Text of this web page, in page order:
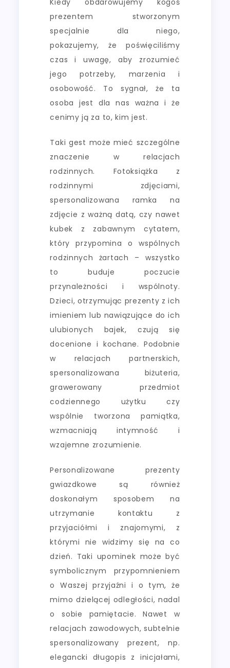
prezentem stworzonym
specjalnie dla niego,
pokazujemy, że poświęciliśmy
czas i uwagę, aby zrozumieć
jego potrzeby, marzenia i
osobowość. To sygnał, że ta
osoba jest dla nas ważna i że
cenimy ją za to, kim jest.
Taki gest może mieć szczególne
znaczenie w relacjach
rodzinnych. Fotoksiążka z
rodzinnymi zdjęciami,
spersonalizowana ramka na
zdjęcie z ważną datą, czy nawet
kubek z zabawnym cytatem,
który przypomina o wspólnych
rodzinnych żartach – wszystko
to buduje poczucie
przynależności i wspólnoty.
Dzieci, otrzymując prezenty z ich
imieniem lub nawiązujące do ich
ulubionych bajek, czują się
docenione i kochane. Podobnie
w relacjach partnerskich,
spersonalizowana biżuteria,
grawerowany przedmiot
codziennego użytku czy
wspólnie tworzona pamiątka,
wzmacniają intymność i
wzajemne zrozumienie.
Personalizowane prezenty
gwiazdkowe są również
doskonałym sposobem na
utrzymanie kontaktu z
przyjaciółmi i znajomymi, z
którymi nie widzimy się na co
dzień. Taki upominek może być
symbolicznym przypomnieniem
o Waszej przyjaźni i o tym, że
mimo dzielącej odległości, nadal
o sobie pamiętacie. Nawet w
relacjach zawodowych, subtelnie
spersonalizowany prezent, np.
elegancki długopis z inicjałami,